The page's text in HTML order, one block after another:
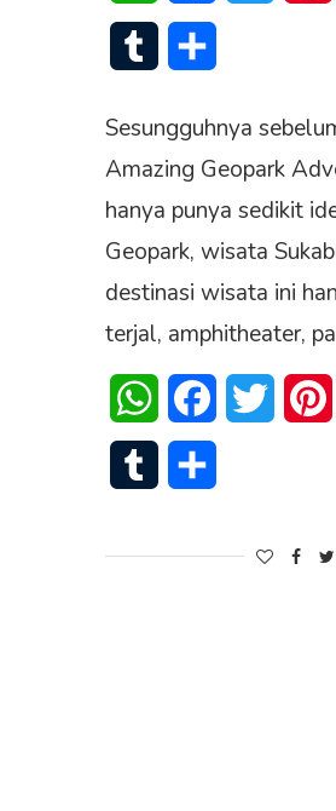
Tumblr
Sesungguhnya
Amazing Geopark
hanya punya sedikit
Geopark, wisata
destinasi wisata ini
terjal, amphitheater,
WhatsAppFacebookTwitter
Tumblr